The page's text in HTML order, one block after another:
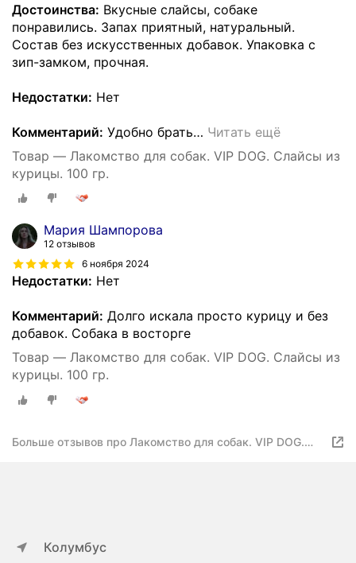
Достоинства: Вкусные слайсы, собаке
понравились. Запах приятный, натуральный.
Состав без искусственных добавок. Упаковка с
зип-замком, прочная.
Недостатки: Нет
Комментарий: Удобно брать… Читать ещё
Товар — Лакомство для собак. VIP DOG. Слайсы из
курицы. 100 гр.
Мария Шампорова
12 отзывов
6 ноября 2024
Недостатки: Нет
Комментарий: Долго искала просто курицу и без
добавок. Собака в восторге
Товар — Лакомство для собак. VIP DOG. Слайсы из
курицы. 100 гр.
Больше отзывов про Лакомство для собак. VIP DOG.
Колумбус